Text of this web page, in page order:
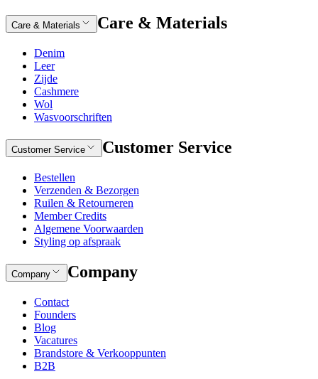
Care & Materials Care & Materials
Denim
Leer
Zijde
Cashmere
Wol
Wasvoorschriften
Customer Service Customer Service
Bestellen
Verzenden & Bezorgen
Ruilen & Retourneren
Member Credits
Algemene Voorwaarden
Styling op afspraak
Company Company
Contact
Founders
Blog
Vacatures
Brandstore & Verkooppunten
B2B